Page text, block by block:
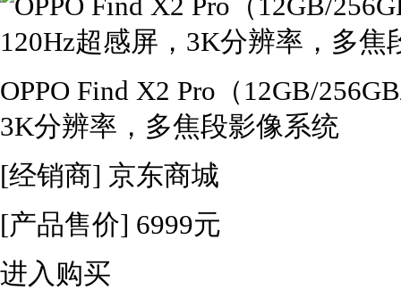
OPPO Find X2 Pro（12GB/
3K分辨率，多焦段影像系统
[经销商] 京东商城
[产品售价] 6999元
进入购买